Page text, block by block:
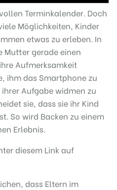
Terminkalender. Doch
Möglichkeiten, Kinder
etwas zu erleben. In
Mutter gerade einen
Aufmerksamkeit
ihm das Smartphone zu
Aufgabe widmen zu
sie, dass sie ihr Kind
So wird Backen zu einem
Erlebnis.
diesem Link auf
dass Eltern im